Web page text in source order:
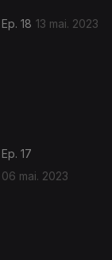
Ep. 18 13 mai. 2023
Ep. 17
06 mai. 2023